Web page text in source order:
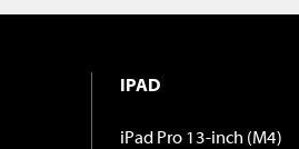
IPAD
iPad Pro 13-inch (M4)